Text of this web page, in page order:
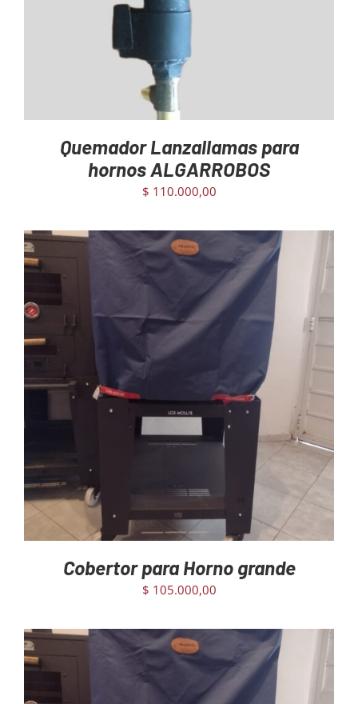
Quemador Lanzallamas para
hornos ALGARROBOS
$ 110.000,00
AGREGAR AL CARRITO DETAILS
Cobertor para Horno grande
$ 105.000,00